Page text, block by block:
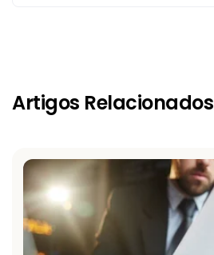
Artigos Relacionados